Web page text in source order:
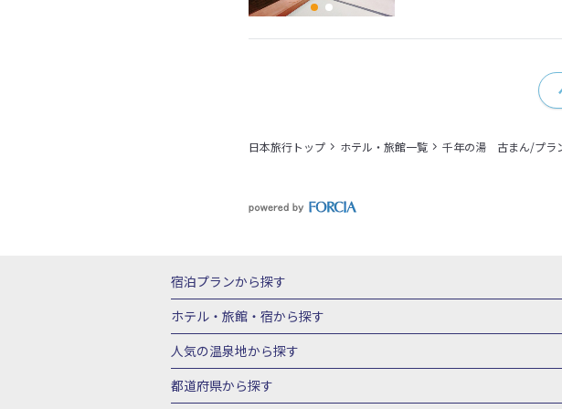
日本旅行トップ ホテル・旅館一覧 千年の湯 古まん/プラ
宿泊プランから探す
北海道
東北 青森県
栃木県
群馬県 北陸 富山県 石川県 福井県 甲信越
三重県
近畿 滋賀県 京都府 大阪府 兵庫県 奈良県
岡山県
広島県
ホテル・旅館・宿から探す
北海道ホテル・旅館
山形県ホテル・旅館
福島県ホテル・旅館 東京都ホテル
千葉県ホテル・旅館
茨城県ホテル・旅館 栃木県ホテル・旅館
人気の温泉地から探す
北海道
湯の川温泉(北海道)
都道府県から探す